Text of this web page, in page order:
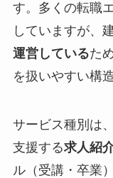
す。多くの転職
していますが、
運営しているた
を扱いやすい構
サービス種別は
支援する求人紹
ル（受講・卒業